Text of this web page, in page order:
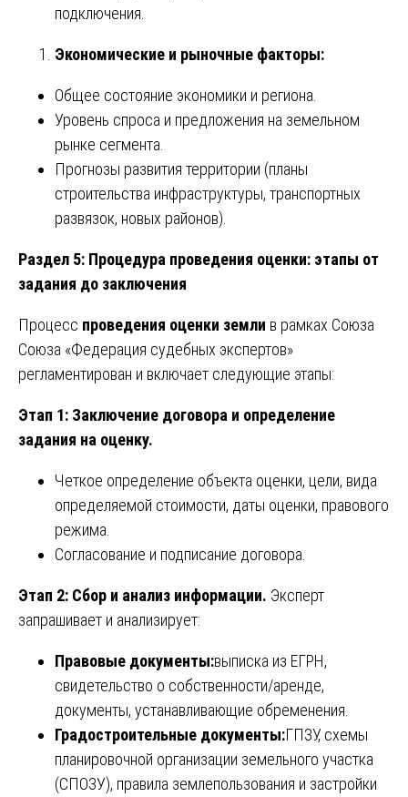
подключения.
Экономические и рыночные факторы:
Общее состояние экономики и региона.
Уровень спроса и предложения на земельном
рынке сегмента.
Прогнозы развития территории (планы
строительства инфраструктуры, транспортных
развязок, новых районов).
Раздел 5: Процедура проведения оценки: этапы от
задания до заключения
Процесс проведения оценки земли в рамках Союза
Союза «Федерация судебных экспертов»
регламентирован и включает следующие этапы:
Этап 1: Заключение договора и определение
задания на оценку.
Четкое определение объекта оценки, цели, вида
определяемой стоимости, даты оценки, правового
режима.
Согласование и подписание договора.
Этап 2: Сбор и анализ информации. Эксперт
запрашивает и анализирует:
Правовые документы:выписка из ЕГРН,
свидетельство о собственности/аренде,
документы, устанавливающие обременения.
Градостроительные документы:ГПЗУ, схемы
планировочной организации земельного участка
(СПОЗУ), правила землепользования и застройки